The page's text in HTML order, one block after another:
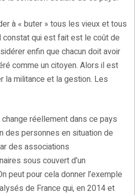
à « buter » tous les vieux et tous
qui est fait est le coût de
enfin que chacun doit avoir
comme un citoyen. Alors il est
la militance et la gestion. Les
réellement dans ce pays
des personnes en situation de
des associations
sous couvert d’un
peut pour cela donner l’exemple
de France qui, en 2014 et